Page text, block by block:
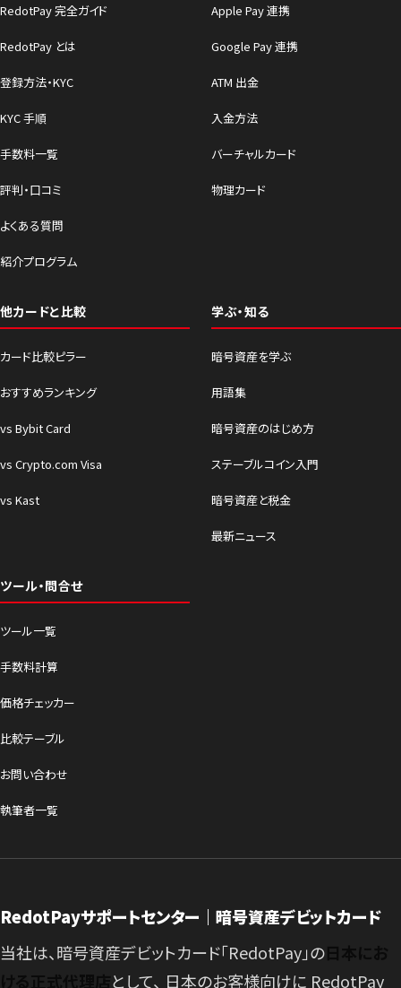
RedotPay 完全ガイド
RedotPay とは
登録方法・KYC
KYC 手順
手数料一覧
評判・口コミ
よくある質問
紹介プログラム
Apple Pay 連携
Google Pay 連携
ATM 出金
入金方法
バーチャルカード
物理カード
他カードと比較
カード比較ピラー
おすすめランキング
vs Bybit Card
vs Crypto.com Visa
vs Kast
学ぶ・知る
暗号資産を学ぶ
用語集
暗号資産のはじめ方
ステーブルコイン入門
暗号資産と税金
最新ニュース
ツール・問合せ
ツール一覧
手数料計算
価格チェッカー
比較テーブル
お問い合わせ
執筆者一覧
RedotPayサポートセンター｜暗号資産デビットカード
当社は、暗号資産デビットカード「RedotPay」の
として、 日本のお客様向けに RedotPay